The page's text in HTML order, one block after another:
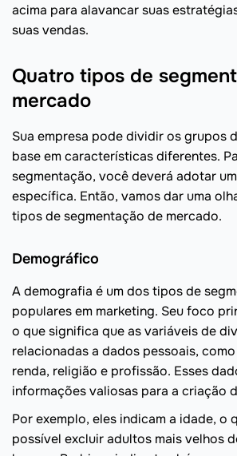
acima para alavancar suas
suas vendas.
Quatro tipos de
mercado
Sua empresa pode dividir os grupos
base em características diferentes.
segmentação, você deverá adotar
específica. Então, vamos dar uma
tipos de segmentação de mercado.
Demográfico
A demografia é um dos tipos de
populares em marketing. Seu foco
o que significa que as variáveis ​​de
relacionadas a dados pessoais,
renda, religião e profissão. Esses
informações valiosas para a criação
Por exemplo, eles indicam a idade, o
possível excluir adultos mais velhos